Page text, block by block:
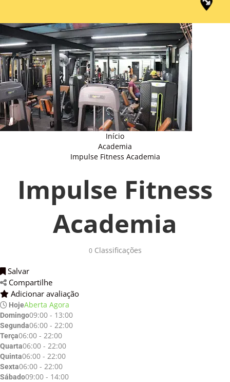
Início
Academia
Impulse Fitness Academia
Impulse Fitness
Academia
0Classificações
Salvar
Compartilhe
Adicionar avaliação
HojeAberta Agora
Domingo09:00 - 13:00
Segunda06:00 - 22:00
Terça06:00 - 22:00
Quarta06:00 - 22:00
Quinta06:00 - 22:00
Sexta06:00 - 22:00
Sábado09:00 - 14:00